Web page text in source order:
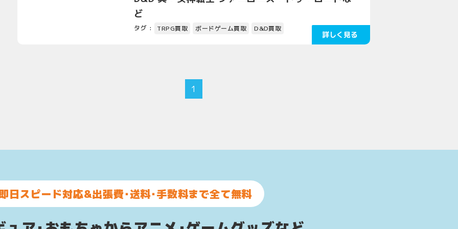
ど
タグ : TRPG買取 ボードゲーム買取 D&D買取
1
日スピード対応&出張費･送料･手数料まで全て無料